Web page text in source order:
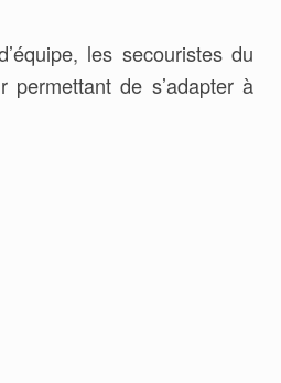
les secouristes du
permettant de s’adapter à